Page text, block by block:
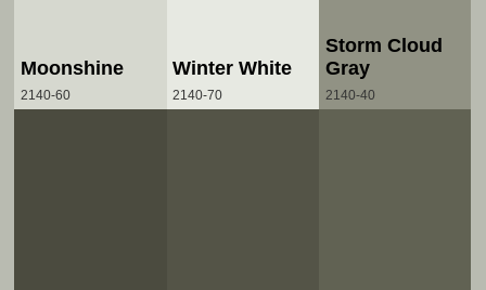
Moonshine
2140-60
Winter White
2140-70
Storm Cloud
Gray
2140-40